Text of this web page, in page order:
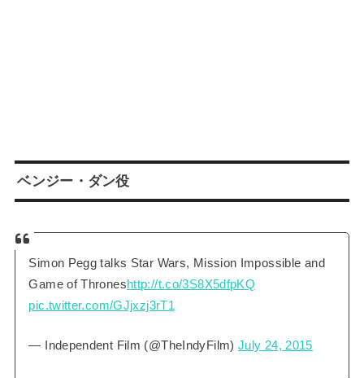
ベンジー・ダン役
Simon Pegg talks Star Wars, Mission Impossible and
Game of Throneshttp://t.co/3S8X5dfpKQ
pic.twitter.com/GJjxzj3rT1
— Independent Film (@TheIndyFilm) July 24, 2015